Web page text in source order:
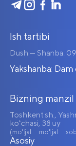
Ish tartibi
Dush — Shanba:
Yakshanba:
Bizning manzil
Toshkent sh.,
koʻchasi, 38 uy
(mo'ljal — mo'ljal —
Asosiy